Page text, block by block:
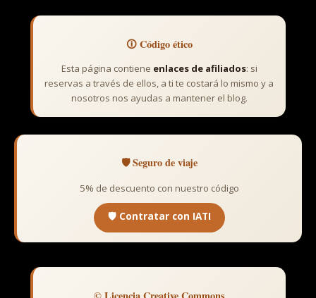
🛈 Código ético
Esta página contiene enlaces de afiliados: si
reservas a través de ellos, a ti te costará lo mismo y a
nosotros nos ayudas a mantener el blog.
🛡️ Seguro de viaje
5% de descuento con nuestro código
🛡️ Contratar con IATI